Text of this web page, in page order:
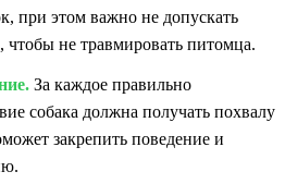
при этом важно не допускать
чтобы не травмировать питомца.
За каждое правильно
собака должна получать похвалу
закрепить поведение и